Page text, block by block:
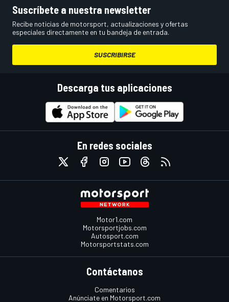
Suscríbete a nuestra newsletter
Recibe noticias de motorsport, actualizaciones y ofertas
especiales directamente en tu bandeja de entrada.
SUSCRIBIRSE
Descarga tus aplicaciones
En redes sociales
Motor1.com
Motorsportjobs.com
Autosport.com
Motorsportstats.com
Contáctanos
Comentarios
Anúnciate en Motorsport.com